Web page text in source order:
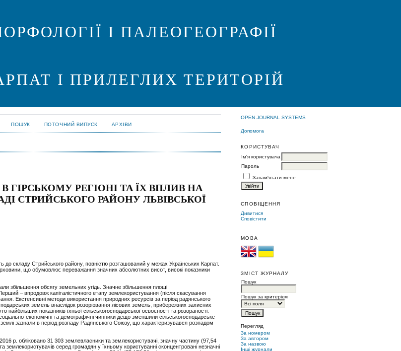
І ПАЛЕОГЕОГРАФІЇ
І ПРИЛЕГЛИХ ТЕРИТОРІЙ
OPEN JOURNAL SYSTEMS
Допомога
КОРИСТУВАЧ
Ім'я користувача
Пароль
Запам'ятати мене
СПОВІЩЕННЯ
Дивитися
Сповістити
МОВА
ЗМІСТ ЖУРНАЛУ
Пошук
Пошук за критерієм
Перегляд
За номером
За автором
За назвою
Інші журнали
ПОШУК ПОТОЧНИЙ ВИПУСК АРХІВИ
РЕГІОНІ ТА ЇХ ВПЛИВ НА
СТРИЙСЬКОГО РАЙОНУ ЛЬВІВСЬКОЇ
до складу Стрийського району, повністю розташований у межах Українських Карпат.
що обумовлює переважання значних абсолютних висот, високі показники
збільшення обсягу земельних угідь. Значне збільшення площі
‒ впродовж капіталістичного етапу землекористування (після скасування
Екстенсивні методи використання природних ресурсів за період радянського
земель внаслідок розорювання лісових земель, прибережних захисних
показників їхньої сільськогосподарської освоєності та розораності.
економічні та демографічні чинники дещо зменшили сільськогосподарське
зазнали в період розпаду Радянського Союзу, що характеризувався розпадом
р. обліковано 31 303 землевласники та землекористувачі, значну частину (97,54
серед громадян у їхньому користуванні сконцентровані незначні